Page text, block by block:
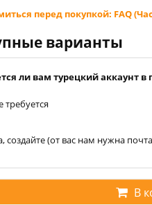
перед покупкой: FAQ
варианты
ли вам турецкий аккаунт в
требуется
создайте (от вас нам нужна
В